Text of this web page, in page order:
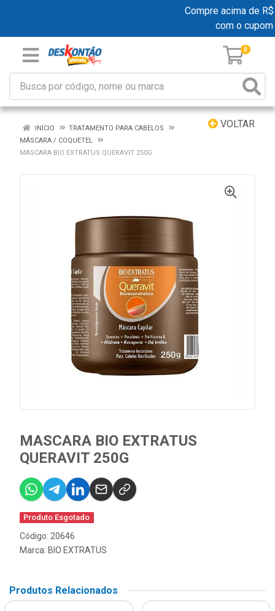
Compre acima de
com o cupom
0
VOLTAR
INÍCIO
TRATAMENTO PARA CABELOS
MÁSCARA / COQUETEL
MASCARA BIO EXTRATUS QUERAVIT 250G
MASCARA BIO EXTRATUS
QUERAVIT 250G
Produto Esgotado
Código: 20646
Marca: BIO EXTRATUS
Produtos Relacionados